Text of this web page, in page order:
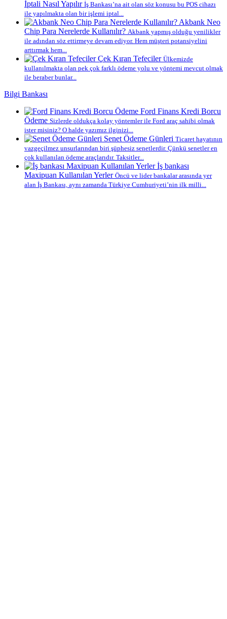
İptali Nasıl Yapılır İş Bankası’na ait olan söz konusu bu POS cihazı
ile yapılmakta olan bir işlemi iptal...
Akbank Neo
Chip Para Nerelerde Kullanılır? Akbank yapmış olduğu yenilikler
ile adından söz ettirmeye devam ediyor. Hem müşteri potansiyelini
arttırmak hem...
Çek Kıran Tefeciler Ülkemizde
kullanılmakta olan pek çok farklı ödeme yolu ve yöntemi mevcut olmak
ile beraber bunlar...
Bilgi Bankası
Ford Finans Kredi Borcu
Ödeme Sizlerde oldukça kolay yöntemler ile Ford araç sahibi olmak
ister misiniz? O halde yazımız ilginizi...
Senet Ödeme Günleri Ticaret hayatının
vazgeçilmez unsurlarından biri şüphesiz senetlerdir. Çünkü senetler en
çok kullanılan ödeme araçlarıdır. Taksitler...
İş bankası
Maxipuan Kullanılan Yerler Öncü ve lider bankalar arasında yer
alan İş Bankası, aynı zamanda Türkiye Cumhuriyeti’nin ilk milli...